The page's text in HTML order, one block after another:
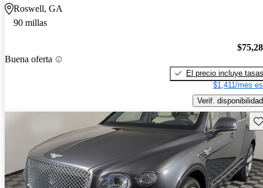
Roswell, GA
90 millas
Buena oferta
El precio incluye tasas
$1,411/mes
Verif. disponibilidad